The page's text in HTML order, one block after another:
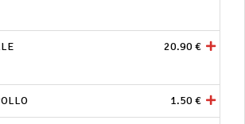
20.90 €
1.50 €